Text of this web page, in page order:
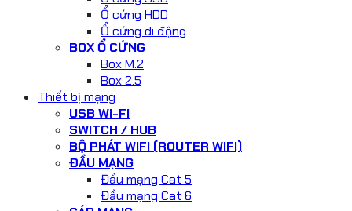
Ổ cứng HDD
Ổ cứng di động
BOX Ổ CỨNG
Box M.2
Box 2.5
Thiết bị mạng
USB WI-FI
SWITCH / HUB
BỘ PHÁT WIFI (ROUTER WIFI)
ĐẦU MẠNG
Đầu mạng Cat 5
Đầu mạng Cat 6